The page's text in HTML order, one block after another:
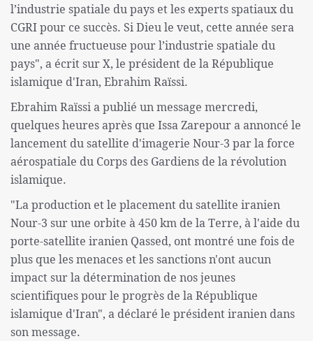
l’industrie spatiale du pays et les experts spatiaux du
CGRI pour ce succès. Si Dieu le veut, cette année sera
une année fructueuse pour l’industrie spatiale du
pays", a écrit sur X, le président de la République
islamique d'Iran, Ebrahim Raïssi.
Ebrahim Raïssi a publié un message mercredi,
quelques heures après que Issa Zarepour a annoncé le
lancement du satellite d'imagerie Nour-3 par la force
aérospatiale du Corps des Gardiens de la révolution
islamique.
"La production et le placement du satellite iranien
Nour-3 sur une orbite à 450 km de la Terre, à l'aide du
porte-satellite iranien Qassed, ont montré une fois de
plus que les menaces et les sanctions n'ont aucun
impact sur la détermination de nos jeunes
scientifiques pour le progrès de la République
islamique d'Iran", a déclaré le président iranien dans
son message.